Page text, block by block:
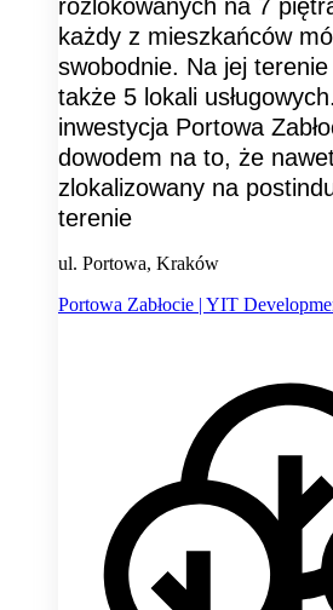
rozlokowanych na 7
każdy z mieszkańców
swobodnie. Na jej
także 5 lokali
inwestycja Portowa
dowodem na to, że
zlokalizowany na
terenie
ul. Portowa, Kraków
Portowa Zabłocie | YIT